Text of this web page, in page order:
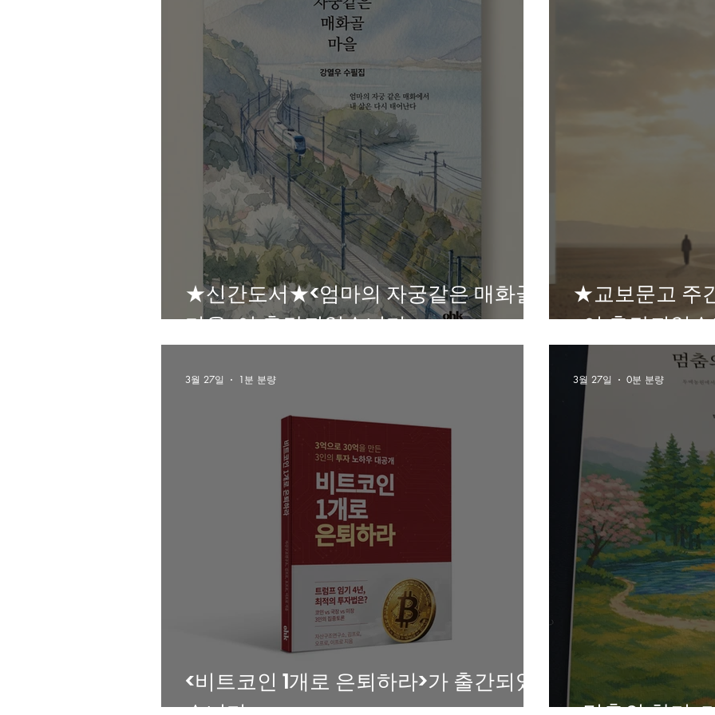
★신간도서★<엄마의 자궁같은 매화골
마을>이 출간되었습니다
★교보문고 주간베스트!★<끝없는 감동
>이 출간되었
<비트코인 1개로 은퇴하라>가 출간되었
3월 27일 1분 분량 3월 27일 0분 분량